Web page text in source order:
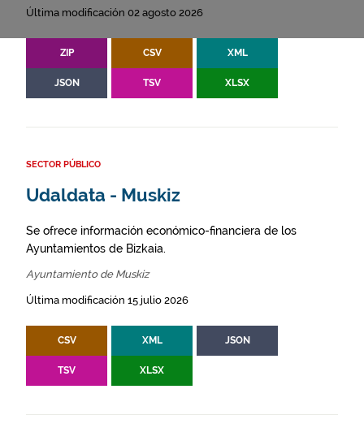
Última modificación 02 agosto 2026
ZIP CSV XML
JSON TSV XLSX
SECTOR PÚBLICO
Udaldata - Muskiz
Se ofrece información económico-financiera de los
Ayuntamientos de Bizkaia.
Ayuntamiento de Muskiz
Última modificación 15 julio 2026
CSV XML JSON
TSV XLSX